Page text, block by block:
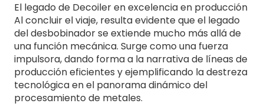
El legado de Decoiler en excelencia en producción
Al concluir el viaje, resulta evidente que el legado
del desbobinador se extiende mucho más allá de
una función mecánica. Surge como una fuerza
impulsora, dando forma a la narrativa de líneas de
producción eficientes y ejemplificando la destreza
tecnológica en el panorama dinámico del
procesamiento de metales.